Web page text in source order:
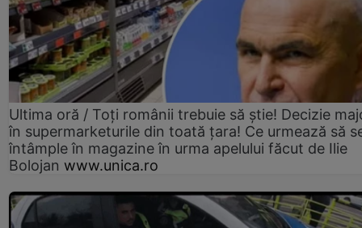
Ultima oră / Toți românii trebuie să știe! Decizie
în supermarketurile din toată țara! Ce urmează să
întâmple în magazine în urma apelului făcut de Ilie
Bolojan www.unica.ro